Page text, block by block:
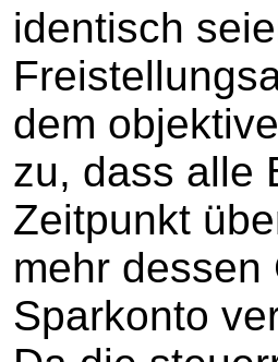
identisch
dem
zu, dass alle
Zeitpunkt
mehr dessen
Sparkonto